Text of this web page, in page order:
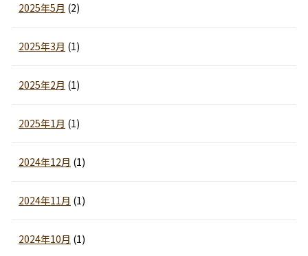
2025年5月 (2)
2025年3月 (1)
2025年2月 (1)
2025年1月 (1)
2024年12月 (1)
2024年11月 (1)
2024年10月 (1)